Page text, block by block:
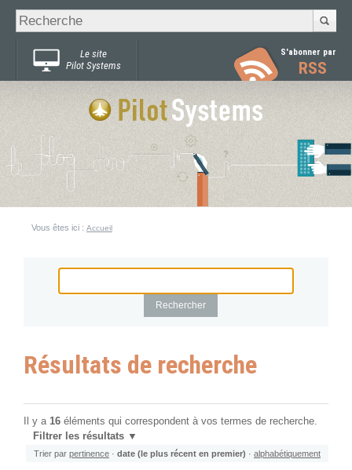
Chercher par
Recherche
avancée…
Le site
Pilot Systems
S'abonner par
RSS
Vous êtes ici : Accueil
Résultats de recherche
Il y a 16 éléments qui correspondent à vos termes de recherche.
Filtrer les résultats
Trier par pertinence · date (le plus récent en premier) · alphabétiquement